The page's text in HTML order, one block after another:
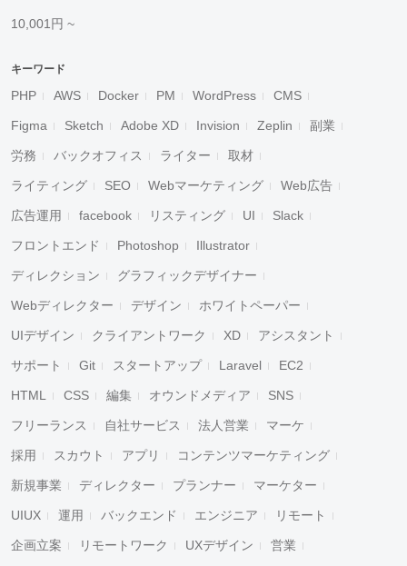
10,001円 ~
キーワード
PHP AWS Docker PM WordPress CMS
Figma Sketch Adobe XD Invision Zeplin 副業
労務 バックオフィス ライター 取材
ライティング SEO Webマーケティング Web広告
広告運用 facebook リスティング UI Slack
フロントエンド Photoshop Illustrator
ディレクション グラフィックデザイナー
Webディレクター デザイン ホワイトペーパー
UIデザイン クライアントワーク XD アシスタント
サポート Git スタートアップ Laravel EC2
HTML CSS 編集 オウンドメディア SNS
フリーランス 自社サービス 法人営業 マーケ
採用 スカウト アプリ コンテンツマーケティング
新規事業 ディレクター プランナー マーケター
UIUX 運用 バックエンド エンジニア リモート
企画立案 リモートワーク UXデザイン 営業